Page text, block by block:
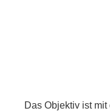
Das Objektiv ist